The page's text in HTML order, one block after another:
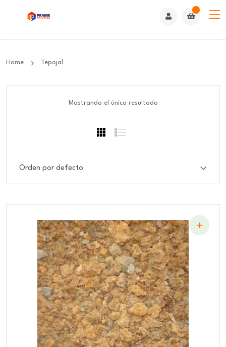
Home Tepojal
Mostrando el único resultado